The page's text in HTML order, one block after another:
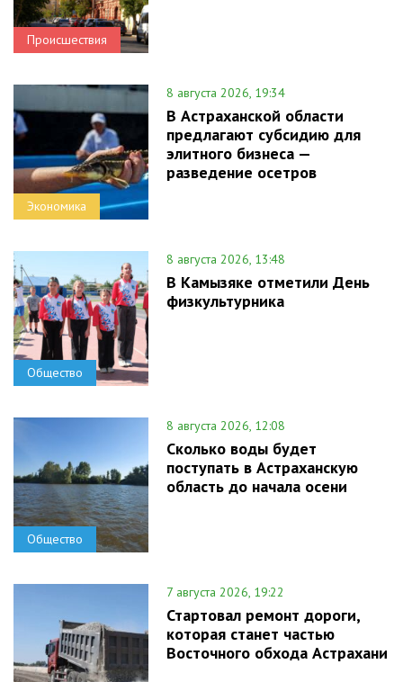
Происшествия
Экономика
8 августа 2026, 19:34
В Астраханской области
предлагают субсидию для
элитного бизнеса —
разведение осетров
Общество
8 августа 2026, 13:48
В Камызяке отметили День
физкультурника
Общество
8 августа 2026, 12:08
Сколько воды будет
поступать в Астраханскую
область до начала осени
7 августа 2026, 19:22
Стартовал ремонт дороги,
которая станет частью
Восточного обхода Астрахани